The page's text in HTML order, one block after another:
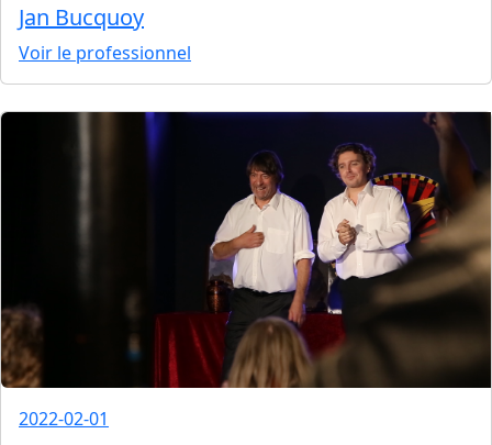
Jan Bucquoy
Voir le professionnel
2022-02-01